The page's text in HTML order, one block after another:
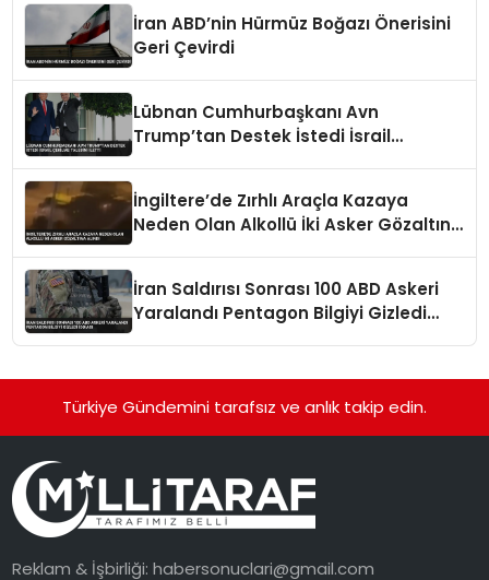
İran ABD’nin Hürmüz Boğazı Önerisini
Geri Çevirdi
Lübnan Cumhurbaşkanı Avn
Trump’tan Destek İstedi İsrail
İngiltere’de Zırhlı Araçla Kazaya
Neden Olan Alkollü İki Asker Gözaltına
İran Saldırısı Sonrası 100 ABD Askeri
Yaralandı Pentagon Bilgiyi Gizledi
Türkiye Gündemini tarafsız ve anlık takip edin.
Reklam & İşbirliği:habersonuclari@gmail.com